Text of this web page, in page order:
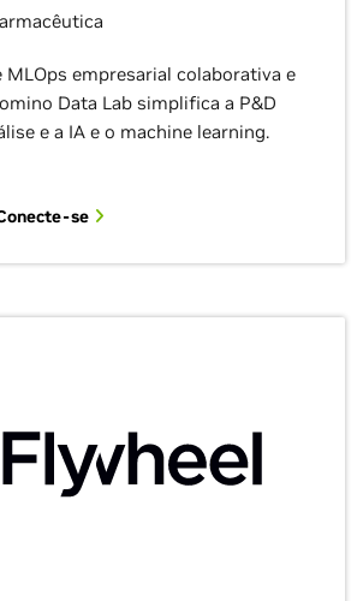
empresarial colaborativa e
Data Lab simplifica a P&D
e a IA e o machine learning.
se